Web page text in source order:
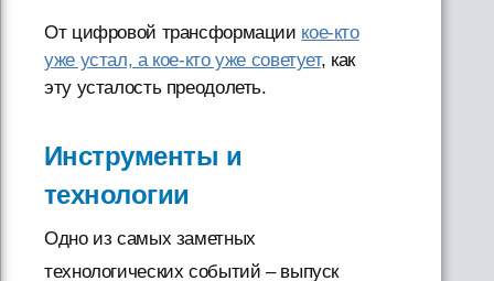
От цифровой трансформации кое-кто
уже устал, а кое-кто уже советует, как
эту усталость преодолеть.
Инструменты и
технологии
Одно из самых заметных
технологических событий – выпуск